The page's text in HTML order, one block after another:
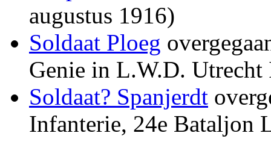
augustus 1916)
Soldaat Ploeg
Genie in L.W.D. Utrecht
Soldaat? Spanjerdt
Infanterie, 24e Bataljon